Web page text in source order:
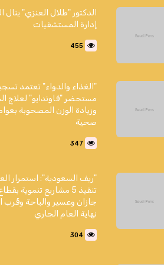
الدكتور "طلال العنزي" ينال
إدارة المستشفيات
455
"الغذاء والدواء" تعتمد
مستحضر "فاوندايو" لعلاج
وزيادة الوزن المصحوبة
صحية
347
"ريف السعودية": استمرار
تنفيذ 5 مشاريع تنموية
جازان وعسير والباحة وقُرب
نهاية العام الجاري
304